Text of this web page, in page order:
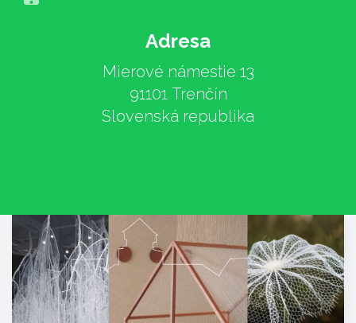
Adresa
Mierové námestie 13
91101 Trenčín
Slovenská republika